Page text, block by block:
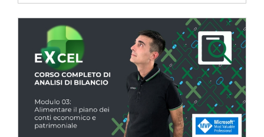
xlsx
excel tips
EXCELoltreognilimiteTRUCCHIeSEGRETI
excel facile
excel tutorial italiano
excel magico
emmanuele vietti
corso excel
rendiconto finanziario
indici di bilancio
corso analisi di bilancio